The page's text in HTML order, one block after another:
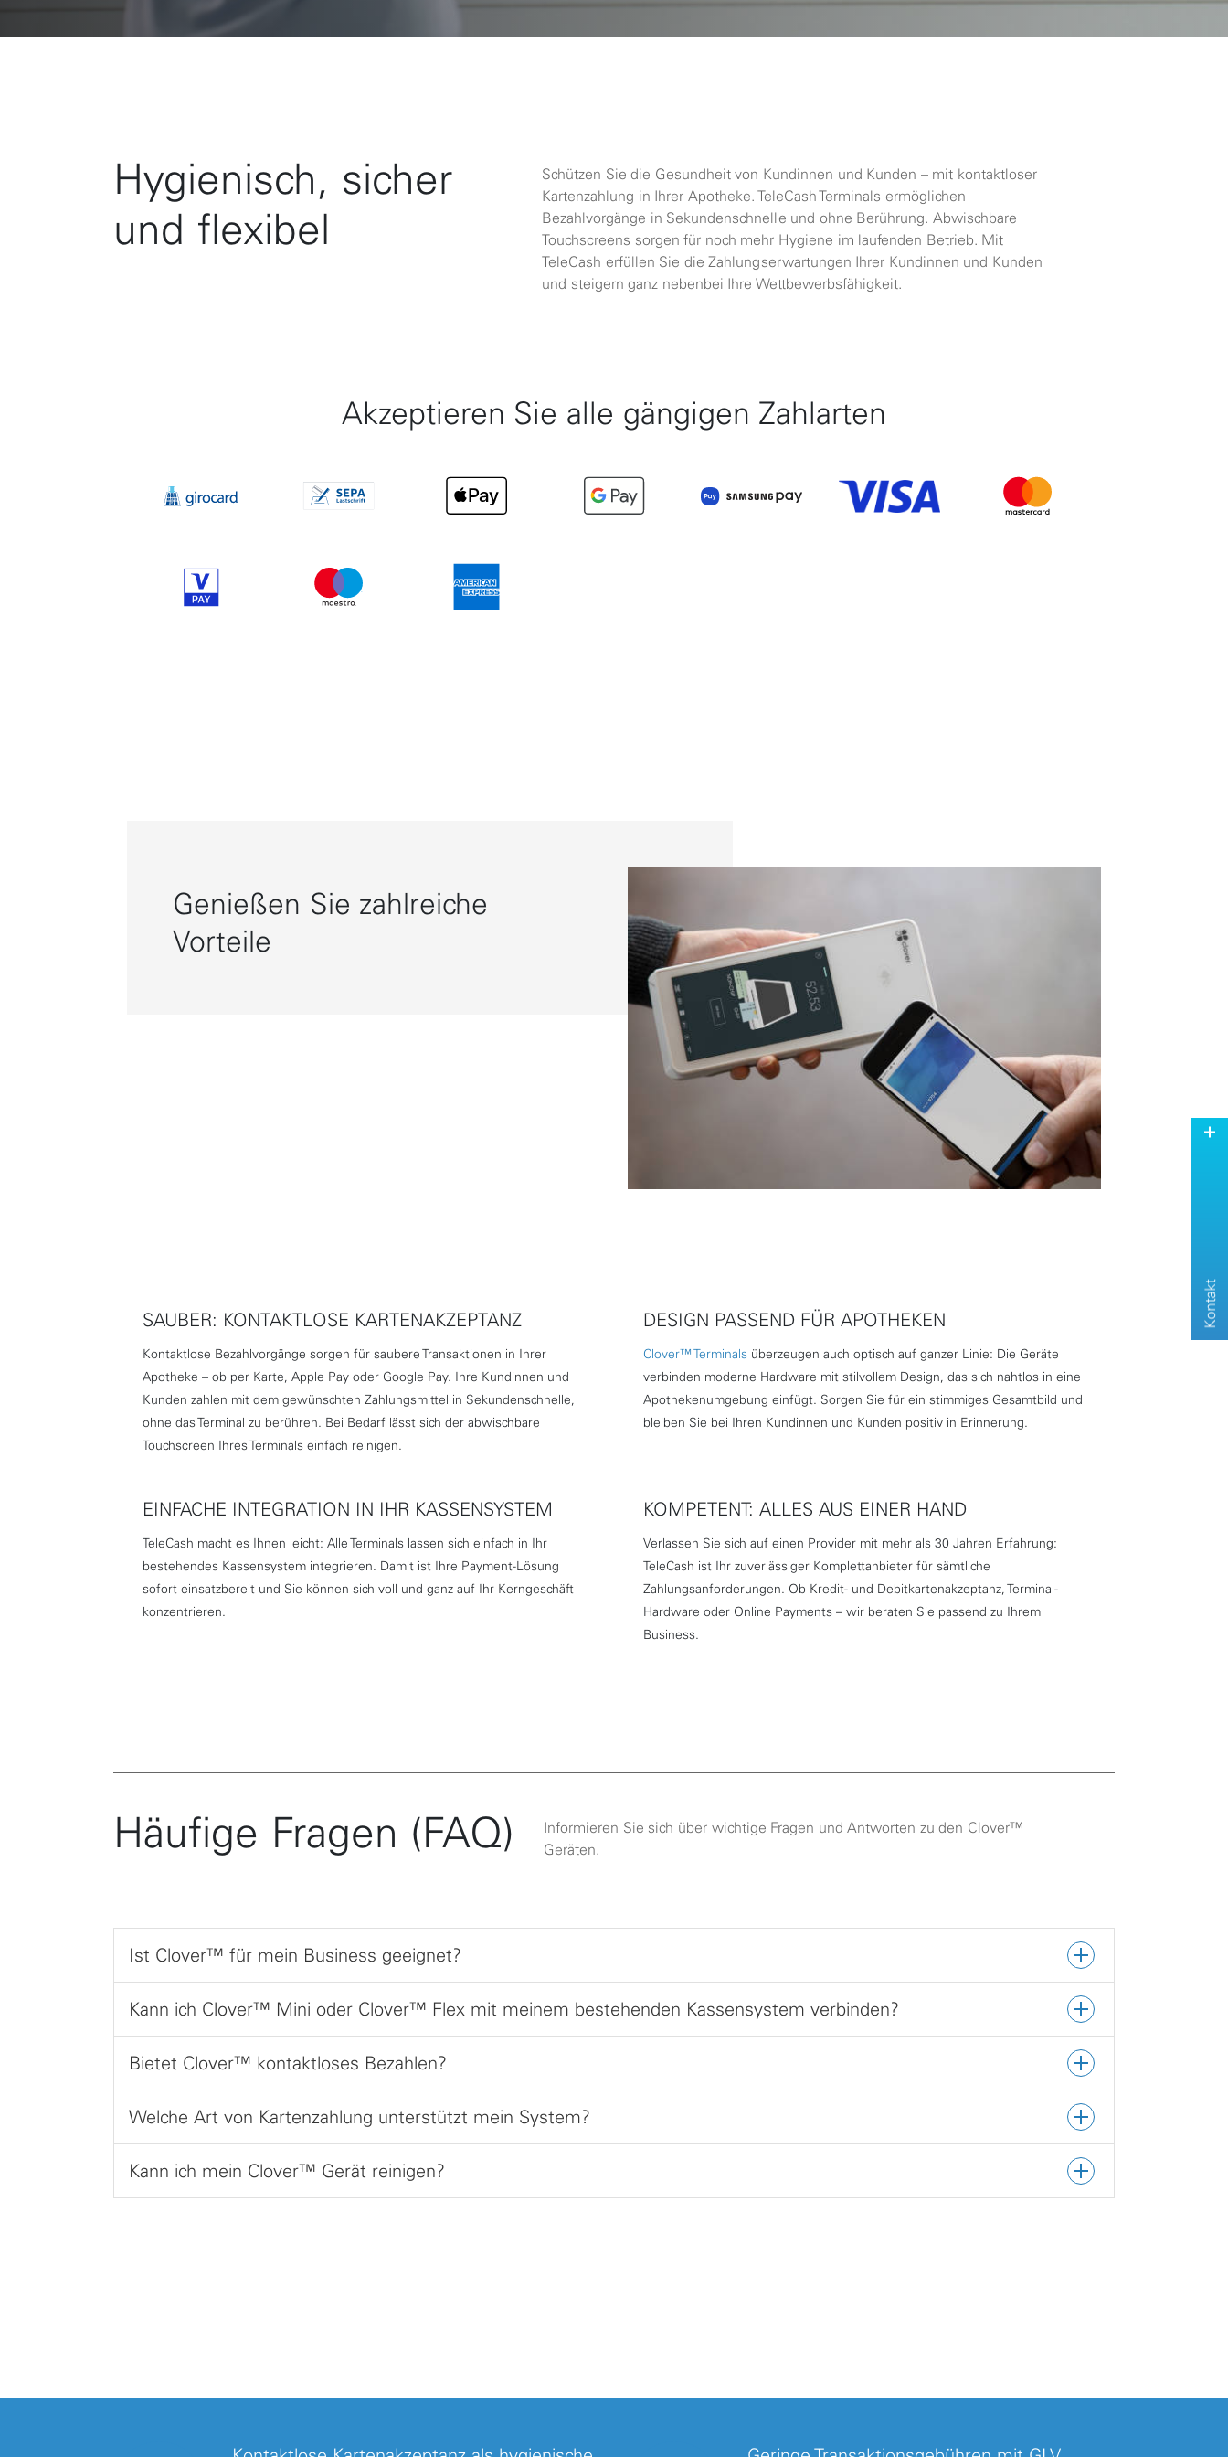
Hygienisch, sicher
und flexibel
Schützen Sie die Gesundheit von Kundinnen und Kunden – mit kontaktloser
Kartenzahlung in Ihrer Apotheke. TeleCash Terminals ermöglichen
Bezahlvorgänge in Sekundenschnelle und ohne Berührung. Abwischbare
Touchscreens sorgen für noch mehr Hygiene im laufenden Betrieb. Mit
TeleCash erfüllen Sie die Zahlungserwartungen Ihrer Kundinnen und Kunden
und steigern ganz nebenbei Ihre Wettbewerbsfähigkeit.
Akzeptieren Sie alle gängigen Zahlarten
Item 1 of 10 Item 2 of 10 Item 3 of 10 Item 4 of 10 Item 5 of 10 Item 6 of 10 Item 7 of 10
Item 8 of 10 Item 9 of 10 Item 10 of 10
Genießen Sie zahlreiche
Vorteile
SAUBER: KONTAKTLOSE KARTENAKZEPTANZ
Kontaktlose Bezahlvorgänge sorgen für saubere Transaktionen in Ihrer
Apotheke – ob per Karte, Apple Pay oder Google Pay. Ihre Kundinnen und
Kunden zahlen mit dem gewünschten Zahlungsmittel in Sekundenschnelle,
ohne das Terminal zu berühren. Bei Bedarf lässt sich der abwischbare
Touchscreen Ihres Terminals einfach reinigen.
DESIGN PASSEND FÜR APOTHEKEN
Clover™ Terminals überzeugen auch optisch auf ganzer Linie: Die Geräte
verbinden moderne Hardware mit stilvollem Design, das sich nahtlos in eine
Apothekenumgebung einfügt. Sorgen Sie für ein stimmiges Gesamtbild und
bleiben Sie bei Ihren Kundinnen und Kunden positiv in Erinnerung.
EINFACHE INTEGRATION IN IHR KASSENSYSTEM
TeleCash macht es Ihnen leicht: Alle Terminals lassen sich einfach in Ihr
bestehendes Kassensystem integrieren. Damit ist Ihre Payment-Lösung
sofort einsatzbereit und Sie können sich voll und ganz auf Ihr Kerngeschäft
konzentrieren.
KOMPETENT: ALLES AUS EINER HAND
Verlassen Sie sich auf einen Provider mit mehr als 30 Jahren Erfahrung:
TeleCash ist Ihr zuverlässiger Komplettanbieter für sämtliche
Zahlungsanforderungen. Ob Kredit- und Debitkartenakzeptanz, Terminal-
Hardware oder Online Payments – wir beraten Sie passend zu Ihrem
Business.
Häufige Fragen (FAQ)
Informieren Sie sich über wichtige Fragen und Antworten zu den Clover™
Geräten.
Ist Clover™ für mein Business geeignet?
Kann ich Clover™ Mini oder Clover™ Flex mit meinem bestehenden Kassensystem verbinden?
Bietet Clover™ kontaktloses Bezahlen?
Welche Art von Kartenzahlung unterstützt mein System?
Kann ich mein Clover™ Gerät reinigen?
Kontakt